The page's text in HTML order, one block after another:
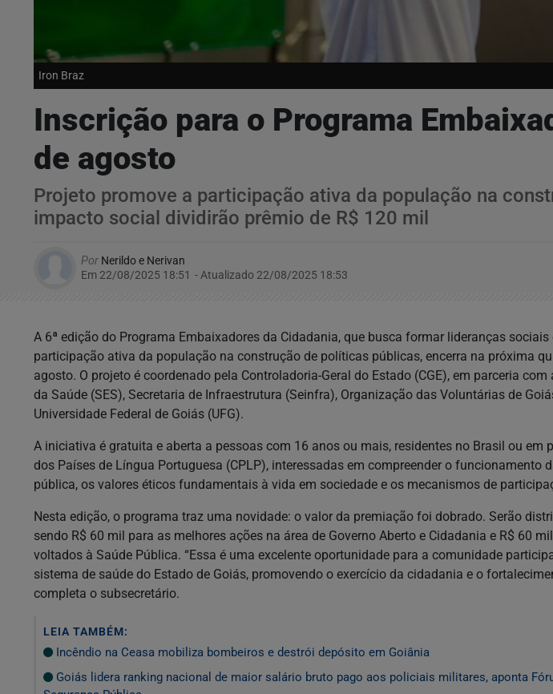
Iron Braz
Inscrição para o Programa
de agosto
Projeto promove a participação ativa da população na
impacto social dividirão prêmio de R$ 120 mil
Por Nerildo e Nerivan
Em 22/08/2025 18:51 - Atualizado 22/08/2025 18:53
A 6ª edição do Programa Embaixadores da Cidadania, que busca formar lideranças sociais
participação ativa da população na construção de políticas públicas, encerra na próxima
agosto. O projeto é coordenado pela Controladoria-Geral do Estado (CGE), em parceria com
da Saúde (SES), Secretaria de Infraestrutura (Seinfra), Organização das Voluntárias de
Universidade Federal de Goiás (UFG).
A iniciativa é gratuita e aberta a pessoas com 16 anos ou mais, residentes no Brasil ou em
dos Países de Língua Portuguesa (CPLP), interessadas em compreender o funcionamento
pública, os valores éticos fundamentais à vida em sociedade e os mecanismos de
Nesta edição, o programa traz uma novidade: o valor da premiação foi dobrado. Serão
sendo R$ 60 mil para as melhores ações na área de Governo Aberto e Cidadania e R$ 60
voltados à Saúde Pública. “Essa é uma excelente oportunidade para a comunidade
sistema de saúde do Estado de Goiás, promovendo o exercício da cidadania e o
completa o subsecretário.
LEIA TAMBÉM:
Incêndio na Ceasa mobiliza bombeiros e destrói depósito em Goiânia
Goiás lidera ranking nacional de maior salário bruto pago aos policiais militares, aponta